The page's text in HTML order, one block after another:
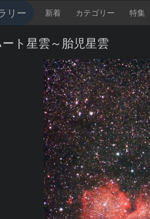
リー 新着 カテゴリー 特集
ト星雲～胎児星雲